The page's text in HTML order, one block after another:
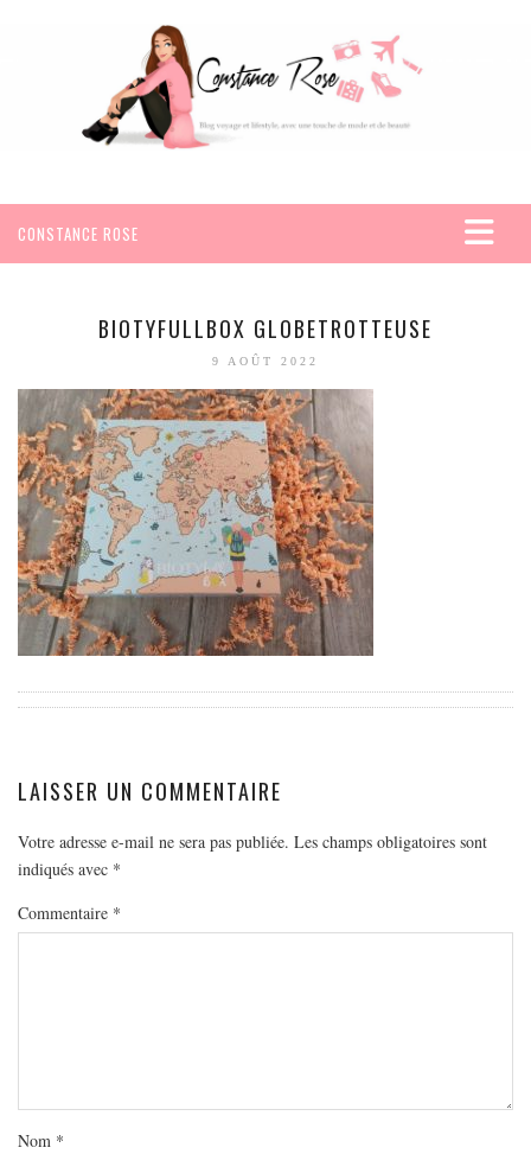
CONSTANCE ROSE
VOYAGES
EGYPTE
SEYCHELLES
AMÉRIQUE
MEXIQUE
EUROPE
ESPAGNE
FRANCE
GRÈCE
HONGRIE
OCÉANIE
ARTICLES PRATIQUES
BEAUTÉ
BIOTYFULLBOX GLOBETROTTEUSE
9 AOÛT 2022
LAISSER UN COMMENTAIRE
Votre adresse e-mail ne sera pas publiée. Les champs obligatoires sont
indiqués avec *
Commentaire *
Nom *